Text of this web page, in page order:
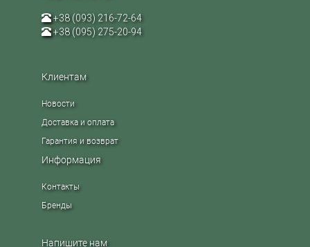
+38 (093) 216-72-64
+38 (095) 275-20-94
Клиентам
Новости
Доставка и оплата
Гарантия и возврат
Информация
Контакты
Бренды
Напишите нам